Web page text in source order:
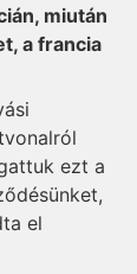
miután
a francia
ezt a
el